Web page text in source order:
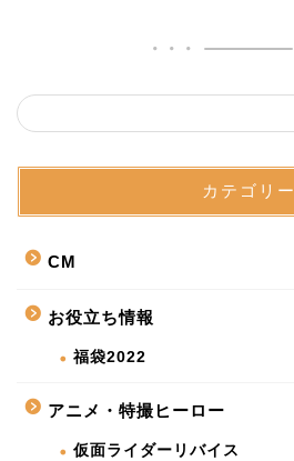
カテゴリー
CM
お役立ち情報
福袋2022
アニメ・特撮ヒーロー
仮面ライダーリバイス